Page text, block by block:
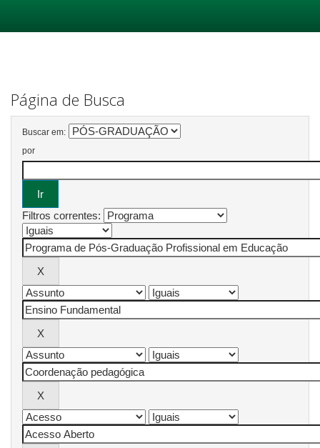
Página de Busca
Buscar em:
por
Filtros correntes: